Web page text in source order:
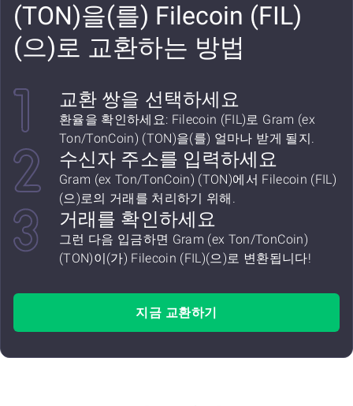
(TON)을(를) Filecoin (FIL)
(으)로 교환하는 방법
교환 쌍을 선택하세요
환율을 확인하세요: Filecoin (FIL)로 Gram (ex
Ton/TonCoin) (TON)을(를) 얼마나 받게 될지.
수신자 주소를 입력하세요
Gram (ex Ton/TonCoin) (TON)에서 Filecoin (FIL)
(으)로의 거래를 처리하기 위해.
거래를 확인하세요
그런 다음 입금하면 Gram (ex Ton/TonCoin)
(TON)이(가) Filecoin (FIL)(으)로 변환됩니다!
지금 교환하기